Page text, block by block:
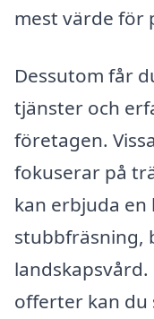
mest värde för
Dessutom får
tjänster och
företagen.
fokuserar på
kan erbjuda en
stubbfräsning,
offerter kan du